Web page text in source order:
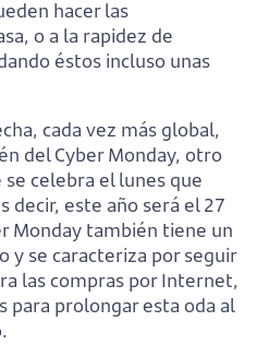
hacer las
o a la rapidez de
éstos incluso unas
cada vez más global,
del Cyber Monday, otro
celebra el lunes que
decir, este año será el 27
Monday también tiene un
y se caracteriza por seguir
las compras por Internet,
para prolongar esta oda al